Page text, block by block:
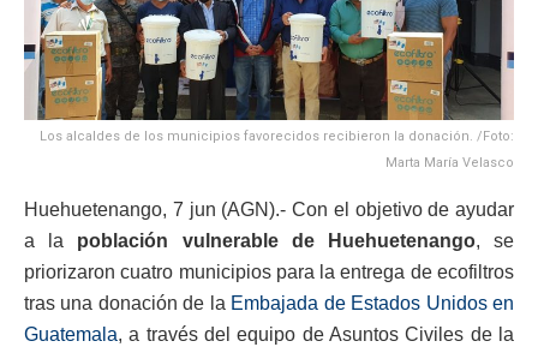
Los alcaldes de los municipios favorecidos recibieron la donación. /Foto:
Marta María Velasco
Huehuetenango, 7 jun (AGN).- Con el objetivo de ayudar
a la población vulnerable de Huehuetenango, se
priorizaron cuatro municipios para la entrega de ecofiltros
tras una donación de la Embajada de Estados Unidos en
Guatemala, a través del equipo de Asuntos Civiles de la